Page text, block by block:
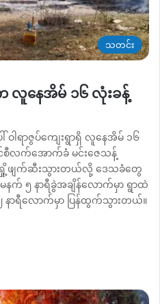
သတင်း
က လူနေအိမ် ၁၆ လုံးခန့်
ဝါရာဇွပ်ကျေးရွာရှိ လူနေအိမ် ၁၆
လက်အောက်ခံ မင်းဇေသန့်
ဖျက်ဆီးသွားတယ်လို့ ဒေသခံတွေ
က် ၅ နာရီခွဲအချိန်လောက်မှာ ရွာထဲ
နာရီလောက်မှာ ပြန်ထွက်သွားတယ်။